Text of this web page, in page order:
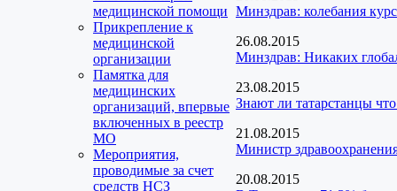
медицинской помощи
Прикрепление к
медицинской
организации
Памятка для
медицинских
организаций, впервые
включенных в реестр
МО
Мероприятия,
проводимые за счет
средств НСЗ
Минздрав: колебания
26.08.2015
Минздрав: Никаких
23.08.2015
Знают ли татарстанцы
21.08.2015
Министр
20.08.2015